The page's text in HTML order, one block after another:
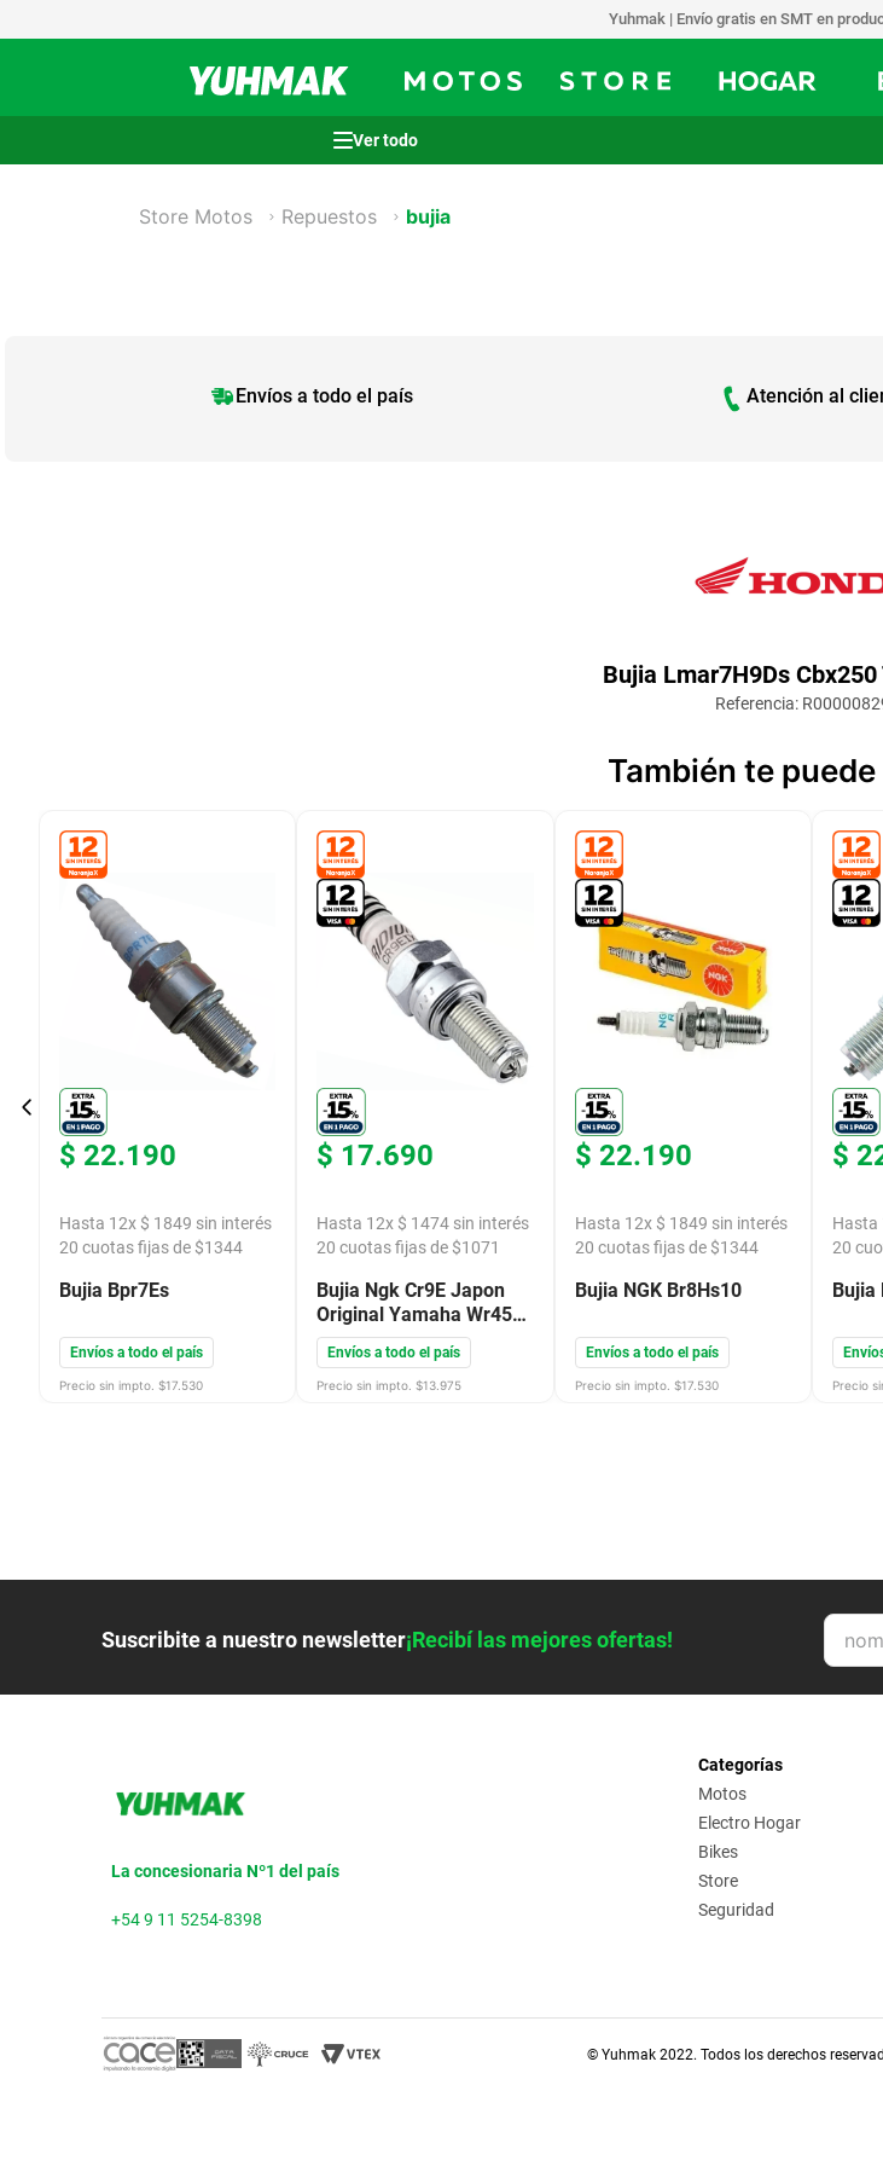
Yuhmak | Envío gratis en SMT en
Store Motos Repuestos bujia
Envíos a todo el país Atención al
Bujia Lmar7H9Ds
Referencia:
También te
$ 22.190
Hasta 12x $ 1849 sin interés
20 cuotas fijas de $1344
Bujia Bpr7Es
Envíos a todo el país
Precio sin impto. $17.530
$ 17.690
Hasta 12x $ 1474 sin interés
20 cuotas fijas de $1071
Bujia Ngk Cr9E Japon
Original Yamaha Wr450
F 4T 2017 Rouser 180
Envíos a todo el país
Precio sin impto. $13.975
$ 22.190
Hasta 12x $ 1849 sin interés
20 cuotas fijas de $1344
Bujia NGK Br8Hs10
Envíos a todo el país
Precio sin impto. $17.530
$
Hasta
20
Bujia
Precio
Suscribite a nuestro newsletter¡Recibí las mejores ofertas!
La concesionaria Nº1 del país
+54 9 11 5254-8398
Categorías
Motos
Electro Hogar
Bikes
Store
Seguridad
© Yuhmak 2022. Todos los derechos